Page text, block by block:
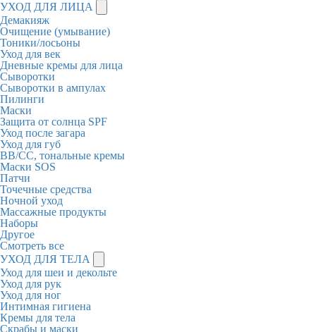
УХОД ДЛЯ ЛИЦА
Демакияж
Очищение (умывание)
Тоники/лосьоны
Уход для век
Дневные кремы для лица
Сыворотки
Сыворотки в ампулах
Пилинги
Маски
Защита от солнца SPF
Уход после загара
Уход для губ
BB/CC, тональные кремы
Маски SOS
Патчи
Точечные средства
Ночной уход
Массажные продукты
Наборы
Другое
Смотреть все
УХОД ДЛЯ ТЕЛА
Уход для шеи и декольте
Уход для рук
Уход для ног
Интимная гигиена
Кремы для тела
Скрабы и маски